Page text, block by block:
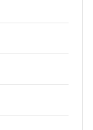
thể